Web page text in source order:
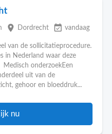
place Dordrecht event_available vandaag
van de sollicitatieprocedure.
in Nederland waar deze
onderzoekEen
uit van de
gehoor en bloeddruk...
nu